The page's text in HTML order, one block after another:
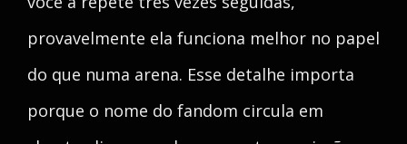
provavelmente ela funciona melhor no papel
do que numa arena. Esse detalhe importa
porque o nome do fandom circula em